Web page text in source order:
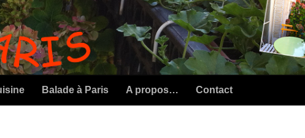
Balade à Paris A propos… Contact